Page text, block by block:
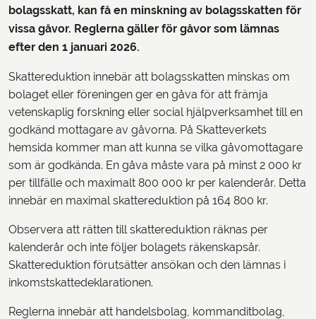
bolagsskatt, kan få en minskning av bolagsskatten för
vissa gåvor. Reglerna gäller för gåvor som lämnas
efter den 1 januari 2026.
Skattereduktion innebär att bolagsskatten minskas om
bolaget eller föreningen ger en gåva för att främja
vetenskaplig forskning eller social hjälpverksamhet till en
godkänd mottagare av gåvorna. På Skatteverkets
hemsida kommer man att kunna se vilka gåvomottagare
som är godkända. En gåva måste vara på minst 2 000 kr
per tillfälle och maximalt 800 000 kr per kalenderår. Detta
innebär en maximal skattereduktion på 164 800 kr.
Observera att rätten till skattereduktion räknas per
kalenderår och inte följer bolagets räkenskapsår.
Skattereduktion förutsätter ansökan och den lämnas i
inkomstskattedeklarationen.
Reglerna innebär att handelsbolag, kommanditbolag,